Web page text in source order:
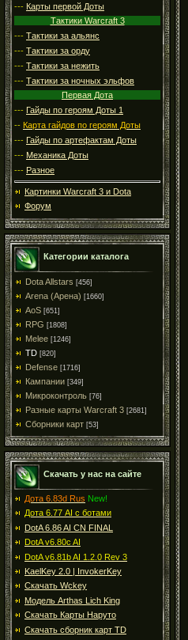
--- Карты первой Доты
Тактики Warcraft 3
--- Тактики за альянс
--- Тактики за орду
--- Тактики за нежить
--- Тактики за ночных эльфов
Первая Дота
--- Гайды по героям Доты 1
-- Карта гайдов по героям Доты
--- Гайды по артефактам Доты
--- Механика Доты
--- Разное
Картинки Warcraft 3 и Dota
Форум
Категории каталога
Dota Allstars [456]
Arena (Арена) [1660]
AoS [651]
RPG [1808]
Melee [1246]
TD [820]
Defense [1716]
Кампании [349]
Микроконтроль [76]
Разные карты Warcraft 3 [2681]
Сборники карт [53]
Скачать у нас на сайте
Дота 6.83d Rus New!
Дота 6.77 AI с ботами
DotA 6.86 AI CN FINAL
DotA v6.80c AI
DotA v6.81b AI 1.2.0 Rev 3
KaelKey 2.0 | InvokerKey
Скачать Wckey
Модель Arthas Lich King
Скачать Карты Наруто
Скачать сборник карт TD